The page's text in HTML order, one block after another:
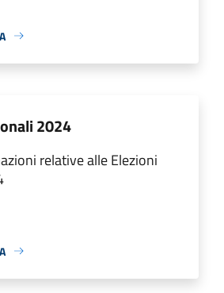
2024
relative alle Elezioni